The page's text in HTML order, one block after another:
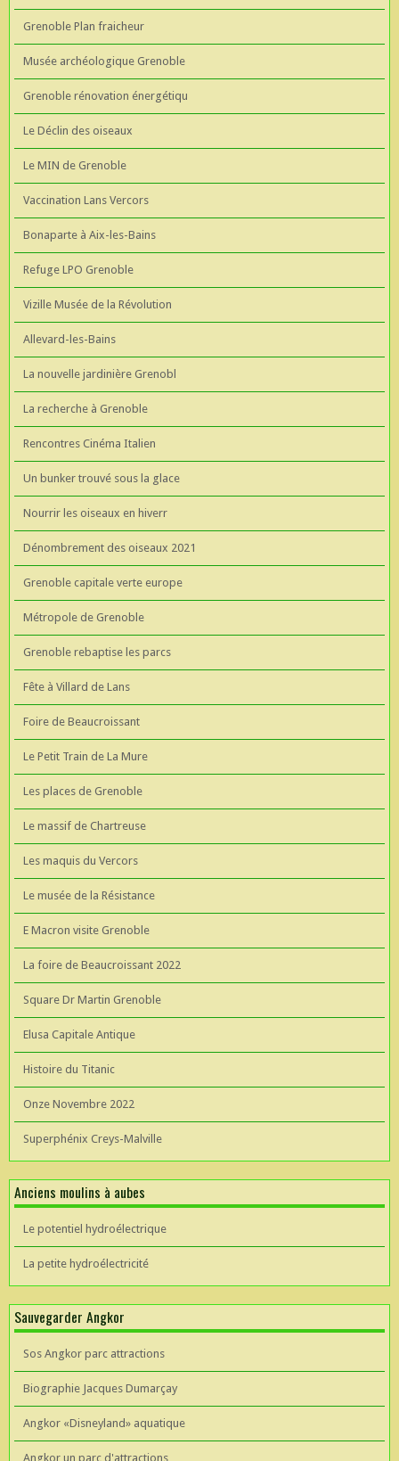
Grenoble Plan fraicheur
Musée archéologique Grenoble
Grenoble rénovation énergétiqu
Le Déclin des oiseaux
Le MIN de Grenoble
Vaccination Lans Vercors
Bonaparte à Aix-les-Bains
Refuge LPO Grenoble
Vizille Musée de la Révolution
Allevard-les-Bains
La nouvelle jardinière Grenobl
La recherche à Grenoble
Rencontres Cinéma Italien
Un bunker trouvé sous la glace
Nourrir les oiseaux en hiverr
Dénombrement des oiseaux 2021
Grenoble capitale verte europe
Métropole de Grenoble
Grenoble rebaptise les parcs
Fête à Villard de Lans
Foire de Beaucroissant
Le Petit Train de La Mure
Les places de Grenoble
Le massif de Chartreuse
Les maquis du Vercors
Le musée de la Résistance
E Macron visite Grenoble
La foire de Beaucroissant 2022
Square Dr Martin Grenoble
Elusa Capitale Antique
Histoire du Titanic
Onze Novembre 2022
Superphénix Creys-Malville
Anciens moulins à aubes
Le potentiel hydroélectrique
La petite hydroélectricité
Sauvegarder Angkor
Sos Angkor parc attractions
Biographie Jacques Dumarçay
Angkor «Disneyland» aquatique
Angkor un parc d'attractions